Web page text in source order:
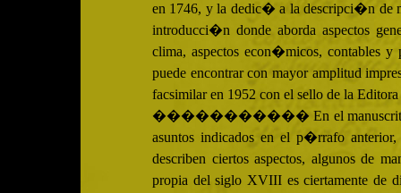
en 1746, y la dedic� a la descripci�n de
introducci�n donde aborda aspectos
clima, aspectos econ�micos, contables
puede encontrar con mayor amplitud
facsimilar en 1952 con el sello de la
����������� En el manuscrito
asuntos indicados en el p�rrafo
describen ciertos aspectos, algunos de
propia del siglo XVIII es ciertamente de